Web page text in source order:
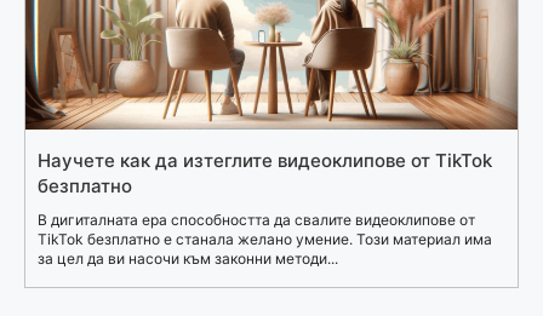
Научете как да изтеглите видеоклипове от TikTok
безплатно
В дигиталната ера способността да свалите видеоклипове от
TikTok безплатно е станала желано умение. Този материал има
за цел да ви насочи към законни методи...